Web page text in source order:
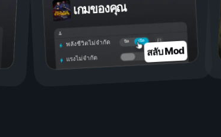
เกมของคุณ
เปิด
ปิด
พลังชีวิตไม่จำกัด
แรงไม่จำกัด สลับ Mod